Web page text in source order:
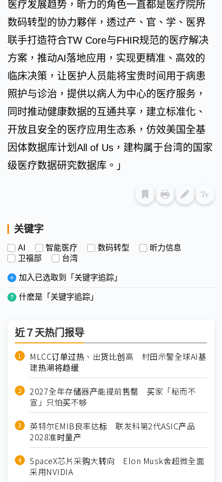
医疗发展趋势，昕力的角色一直都是医疗院所
数码转型的协力夥伴，透过产、官、学、医界
联手打造符合TW Core与FHIR规范的医疗解决
方案，推动AI落地应用，实现更精准、高效的
临床决策，让医护人员能将宝贵时间用于病患
照护与诊治，提供以病人为中心的医疗服务，
同时推动健康数据的互通共享，建立标准化、
开放且安全的医疗应用生态系，仿效美国全基
因体数据库计划All of Us，建构属于台湾的国家
级医疗数据研究数据库。」
关键字
AI 智能医疗 数码转型
昕力信息
卫福部
台湾
加入已选取到「关键字追踪」
什麽是「关键字追踪」
近７天热门报导
MLCC订单过热、出货比创高 村田示警全球AI基
建热潮将趋缓
2027全年存储器产能提前售罄 买家「秘而不
宣」只怕买不够
英特尔EMIB良率达标 联发科第2代ASIC产品
2028准时量产
SpaceX芯片采购大转向 Elon Musk舍超微全面
采用NVIDIA